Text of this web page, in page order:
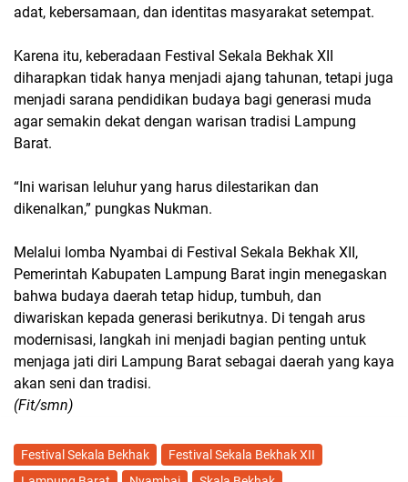
adat, kebersamaan, dan identitas masyarakat setempat.
Karena itu, keberadaan Festival Sekala Bekhak XII
diharapkan tidak hanya menjadi ajang tahunan, tetapi juga
menjadi sarana pendidikan budaya bagi generasi muda
agar semakin dekat dengan warisan tradisi Lampung
Barat.
“Ini warisan leluhur yang harus dilestarikan dan
dikenalkan,” pungkas Nukman.
Melalui lomba Nyambai di Festival Sekala Bekhak XII,
Pemerintah Kabupaten Lampung Barat ingin menegaskan
bahwa budaya daerah tetap hidup, tumbuh, dan
diwariskan kepada generasi berikutnya. Di tengah arus
modernisasi, langkah ini menjadi bagian penting untuk
menjaga jati diri Lampung Barat sebagai daerah yang kaya
akan seni dan tradisi.
(Fit/smn)
Festival Sekala Bekhak
Festival Sekala Bekhak XII